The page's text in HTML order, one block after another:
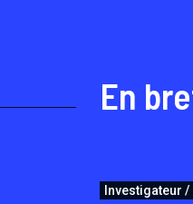
En
Investigateur